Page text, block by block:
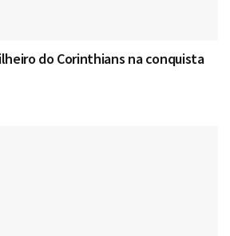
do Corinthians na conquista